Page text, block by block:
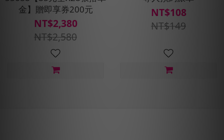
金】贈即享券200元
NT$2,380
NT$2,580
NT$108
NT$149